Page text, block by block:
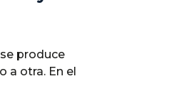
produce
a otra. En el